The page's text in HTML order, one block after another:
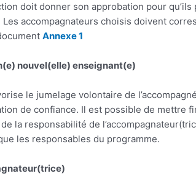
doit donner son approbation pour qu’ils
Les accompagnateurs choisis doivent
Annexe 1
nouvel(elle) enseignant(e)
le jumelage volontaire de
de confiance. Il est possible de mettre
la responsabilité de
les responsables du programme.